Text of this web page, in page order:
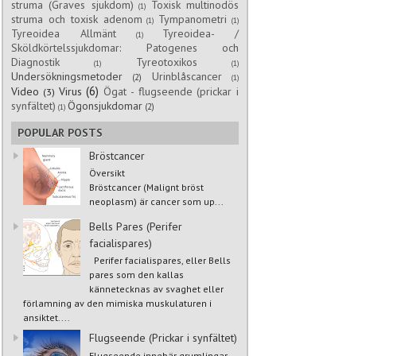
struma (Graves sjukdom) (1)
Toxisk multinodös
struma och toxisk adenom (1) Tympanometri (1)
Tyreoidea Allmänt (1)
Tyreoidea- /
Sköldkörtelssjukdomar: Patogenes och
Diagnostik
(1) Tyreotoxikos (1)
Undersökningsmetoder (2) Urinblåscancer (1)
Video (3) Virus (6) Ögat - flugseende (prickar i
synfältet) (1) Ögonsjukdomar (2)
POPULAR POSTS
Bröstcancer
Översikt
Bröstcancer (Malignt bröst
neoplasm) är cancer som up...
Bells Pares (Perifer
facialispares)
Perifer facialispares, eller Bells
pares som den kallas
kännetecknas av svaghet eller
förlamning av den mimiska muskulaturen i
ansiktet....
Flugseende (Prickar i synfältet)